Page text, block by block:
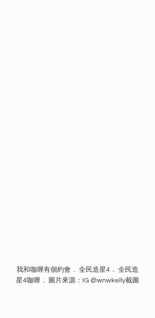
我和咖喱有個約會． 全民造星4． 全民造
星4咖喱． 圖片來源：IG @wnwkelly截圖